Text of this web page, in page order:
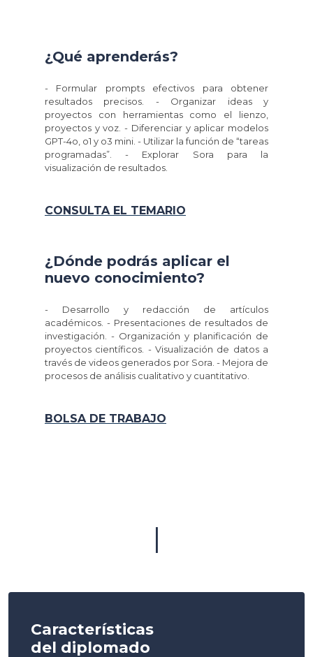
¿Qué aprenderás?
- Formular prompts efectivos para obtener
resultados precisos. - Organizar ideas y
proyectos con herramientas como el lienzo,
proyectos y voz. - Diferenciar y aplicar modelos
GPT-4o, o1 y o3 mini. - Utilizar la función de “tareas
programadas”. - Explorar Sora para la
visualización de resultados.
CONSULTA EL TEMARIO
¿Dónde podrás aplicar el
nuevo conocimiento?
- Desarrollo y redacción de artículos
académicos. - Presentaciones de resultados de
investigación. - Organización y planificación de
proyectos científicos. - Visualización de datos a
través de videos generados por Sora. - Mejora de
procesos de análisis cualitativo y cuantitativo.
BOLSA DE TRABAJO
|
Características
del diplomado